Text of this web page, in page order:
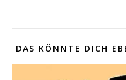
DAS KÖNNTE DICH